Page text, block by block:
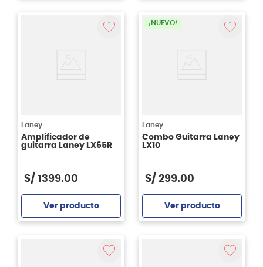
Laney
Amplificador de
guitarra Laney LX65R
S/ 1399.00
Ver producto
¡NUEVO!
Laney
Combo Guitarra Laney
LX10
S/ 299.00
Ver producto